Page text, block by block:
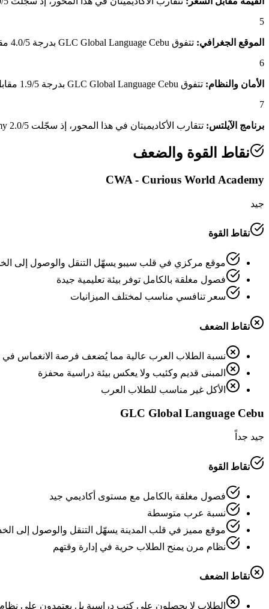
5
الموقع الجغرافي: تتفوق GLC Global Language Cebu بدرجة 4.0/5 مقابل 3.2/5 لـCWA - Curious World Academy، وهو فارق يعكس موقعه الجغرافي المتميز وسهولة الوصول.
6
الأمان والنظام: تتفوق GLC Global Language Cebu بدرجة 1.9/5 مقابل 1.3/5 لـCWA - Curious World Academy، وهو فارق يعكس منظومة الأمان والنظام الداخلي المتكاملة.
7
برنامج الآيلتس: تتقارب الأكاديميتان في هذا المحور، إذ سجّلت CWA - Curious World Academy 2.0/5 مقابل 2.0/5 لـGLC Global Language Cebu.
نقاط القوة والضعف
CWA - Curious World Academy
جيد
نقاط القوة
موقع مركزي في قلب سيبو يسهّل التنقل والوصول إلى
فصول مغلقة بالكامل توفر بيئة تعليمية جيدة
سعر تنافسي مناسب لمختلف الميزانيات
نقاط الضعف
نسبة الطلاب العرب عالية مما يُضعف فرصة الانغماس في
المبنى قديم وكئيب ولا يعكس بيئة دراسية محفزة
الأكل غير مناسب للطلاب العرب
GLC Global Language Cebu
جيد جداً
نقاط القوة
فصول مغلقة بالكامل مع مستوى أكاديمي جيد
نسبة عرب متوسطة
موقع مميز في قلب المدينة يسهّل التنقل والوصول إلى
نظام مرن يمنح الطلاب حرية في إدارة وقتهم
نقاط الضعف
الطلاب لا يحصلون على كتب دراسية بل يعتمدون على